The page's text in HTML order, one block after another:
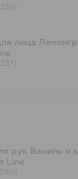
лица
рук Ваниль и
Line